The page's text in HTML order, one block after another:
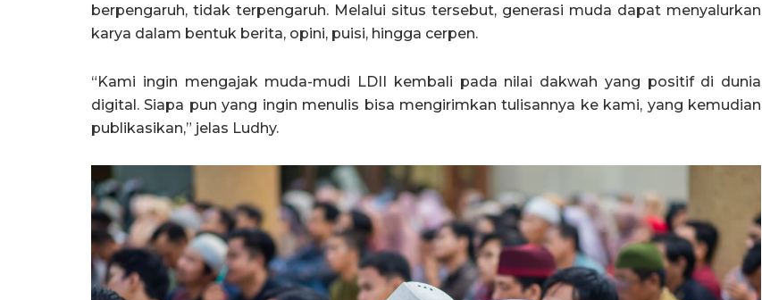
berpengaruh, tidak terpengaruh. Melalui situs tersebut, generasi muda dapat menyalurkan
karya dalam bentuk berita, opini, puisi, hingga cerpen.
“Kami ingin mengajak muda-mudi LDII kembali pada nilai dakwah yang positif di dunia
digital. Siapa pun yang ingin menulis bisa mengirimkan tulisannya ke kami, yang kemudian
publikasikan,” jelas Ludhy.